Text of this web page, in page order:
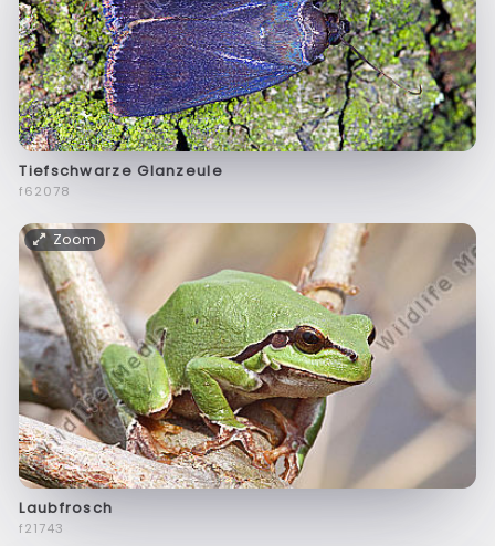
Tiefschwarze Glanzeule
f62078
Zoom
Laubfrosch
f21743